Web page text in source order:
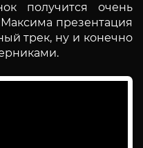
получится очень
презентация
трек, ну и конечно